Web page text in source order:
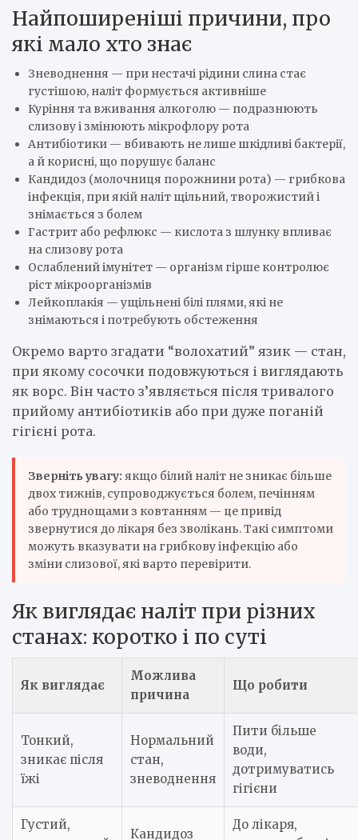
Найпоширеніші причини, про
які мало хто знає
Зневоднення — при нестачі рідини слина стає
густішою, наліт формується активніше
Куріння та вживання алкоголю — подразнюють
слизову і змінюють мікрофлору рота
Антибіотики — вбивають не лише шкідливі бактерії,
а й корисні, що порушує баланс
Кандидоз (молочниця порожнини рота) — грибкова
інфекція, при якій наліт щільний, творожистий і
знімається з болем
Гастрит або рефлюкс — кислота з шлунку впливає
на слизову рота
Ослаблений імунітет — організм гірше контролює
ріст мікроорганізмів
Лейкоплакія — ущільнені білі плями, які не
знімаються і потребують обстеження
Окремо варто згадати “волохатий” язик — стан,
при якому сосочки подовжуються і виглядають
як ворс. Він часто з’являється після тривалого
прийому антибіотиків або при дуже поганій
гігієні рота.
Зверніть увагу: якщо білий наліт не зникає більше
двох тижнів, супроводжується болем, печінням
або труднощами з ковтанням — це привід
звернутися до лікаря без зволікань. Такі симптоми
можуть вказувати на грибкову інфекцію або
зміни слизової, які варто перевірити.
Як виглядає наліт при різних
станах: коротко і по суті
Як виглядає
Можлива
причина
Що робити
Тонкий,
зникає після
їжі
Нормальний
стан,
зневоднення
Пити більше
води,
дотримуватись
гігієни
Густий,
Кандидоз
До лікаря,